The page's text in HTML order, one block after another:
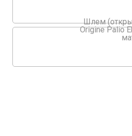
Шлем
Origine Palio